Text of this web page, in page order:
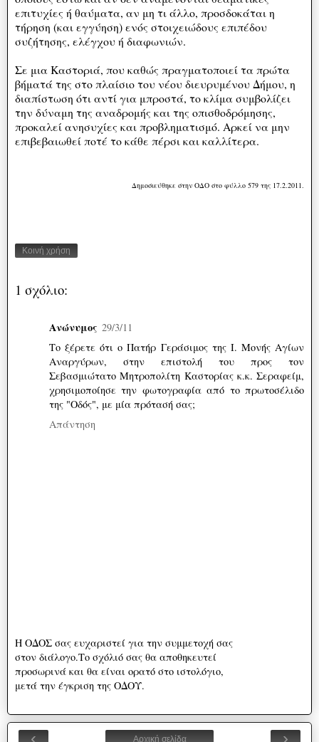
επιτυχίες ή θαύματα, αν μη τι άλλο, προσδοκάται η
τήρηση (και εγγύηση) ενός στοιχειώδους επιπέδου
συζήτησης, ελέγχου ή διαφωνιών.
Σε μια Καστοριά, που καθώς πραγματοποιεί τα πρώτα
βήματά της στο πλαίσιο του νέου διευρυμένου Δήμου, η
διαπίστωση ότι αντί για μπροστά, το κλίμα συμβολίζει
την δύναμη της αναδρομής και της οπισθοδρόμησης,
προκαλεί ανησυχίες και προβληματισμό. Αρκεί να μην
επιβεβαιωθεί ποτέ το κάθε πέρσι και καλλίτερα.
Δημοσιεύθηκε στην ΟΔΟ στο φύλλο 579 της 17.2.2011.
Κοινή χρήση
1 σχόλιο:
Ανώνυμος 29/3/11
Το ξέρετε ότι ο Πατήρ Γεράσιμος της Ι. Μονής Αγίων
Αναργύρων, στην επιστολή του προς τον
Σεβασμιώτατο Μητροπολίτη Καστορίας κ.κ. Σεραφείμ,
χρησιμοποίησε την φωτογραφία από το πρωτοσέλιδο
της "Οδός", με μία πρότασή σας;
Απάντηση
Η ΟΔΟΣ σας ευχαριστεί για την συμμετοχή σας
στον διάλογο.Το σχόλιό σας θα αποθηκευτεί
προσωρινά και θα είναι ορατό στο ιστολόγιο,
μετά την έγκριση της ΟΔΟΥ.
‹ ›
Αρχική σελίδα